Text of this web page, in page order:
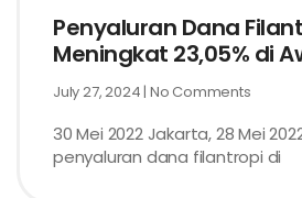
Penyaluran Dana
Meningkat 23,05% di
July 27, 2024 No Comments
30 Mei 2022 Jakarta, 28 Mei
penyaluran dana filantropi di